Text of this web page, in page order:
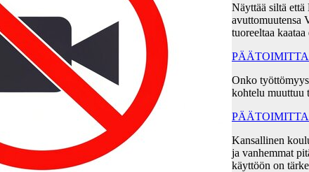
Näyttää siltä että
avuttomuutensa
tuoreeltaa
Onko
kohtelu muuttuu
Kansallinen
ja vanhemmat
käyttöön on